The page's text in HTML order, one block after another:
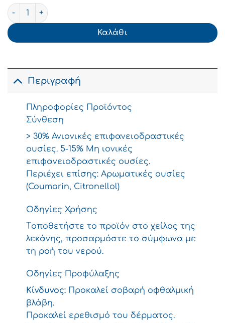
Bref WC Power Active Στερεό Block Tουαλέτας Ocean
Καλάθι
Περιγραφή
Πληροφορίες Προϊόντος
Σύνθεση
> 30% Ανιονικές επιφανειοδραστικές
ουσίες. 5-15% Μη ιονικές
επιφανειοδραστικές ουσίες.
Περιέχει επίσης: Αρωματικές ουσίες
(Coumarin, Citronellol)
Οδηγίες Χρήσης
Tοποθετήστε το προϊόν στο χείλος της
λεκάνης, προσαρμόστε το σύμφωνα με
τη ροή του νερού.
Οδηγίες Προφύλαξης
Κίνδυνος:Προκαλεί σοβαρή οφθαλμική
βλάβη.
Προκαλεί ερεθισμό του δέρματος.